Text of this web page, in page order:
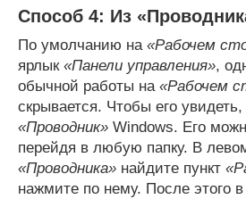
Способ 4: Из
По умолчанию на «Рабочем
ярлык «Панели управления»,
обычной работы на «Рабочем
скрывается. Чтобы его
«Проводник» Windows. Его
перейдя в любую папку. В
«Проводника» найдите пункт
нажмите по нему. После этого в